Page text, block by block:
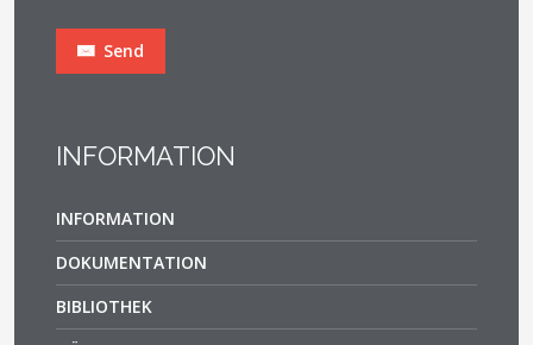
Send
INFORMATION
INFORMATION
DOKUMENTATION
BIBLIOTHEK